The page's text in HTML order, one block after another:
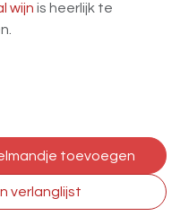
wijn is heerlijk te
toevoegen
verlanglijst